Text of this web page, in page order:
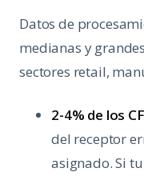
Datos de
medianas y
sectores retail,
2-4% de los
del receptor
asignado. Si